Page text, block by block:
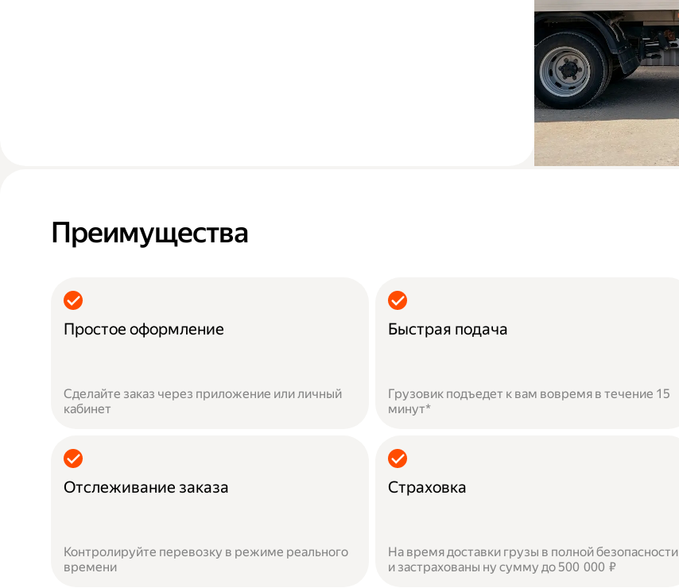
Преимущества
Простое оформление
Сделайте заказ через приложение или личный
кабинет
Быстрая подача
Грузовик подъедет к вам вовремя в течение 15
минут*
Отслеживание заказа
Контролируйте перевозку в режиме реального
времени
Страховка
На время доставки грузы в полной безопасности
и застрахованы ну сумму до 500 000 ₽